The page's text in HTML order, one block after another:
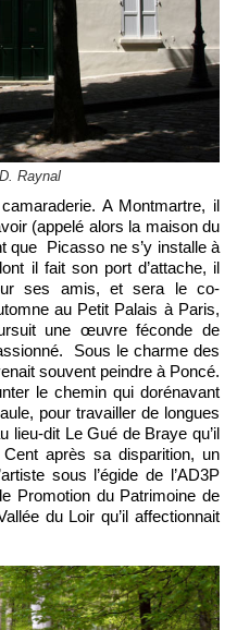
Raynal
(appelé alors la maison du
que Picasso ne s’y installe à
il fait son port d’attache, il
ses amis, et sera le co-
au Petit Palais à Paris,
une œuvre féconde de
Sous le charme des
souvent peindre à Poncé.
le chemin qui dorénavant
pour travailler de longues
lieu-dit Le Gué de Braye qu’il
après sa disparition, un
sous l’égide de l’AD3P
Promotion du Patrimoine de
du Loir qu’il affectionnait